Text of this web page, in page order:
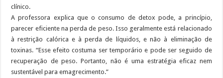
clínico.
A professora explica que o consumo de detox pode, a princípio,
parecer eficiente na perda de peso. Isso geralmente está relacionado
à restrição calórica e à perda de líquidos, e não à eliminação de
toxinas. “Esse efeito costuma ser temporário e pode ser seguido de
recuperação de peso. Portanto, não é uma estratégia eficaz nem
sustentável para emagrecimento.”